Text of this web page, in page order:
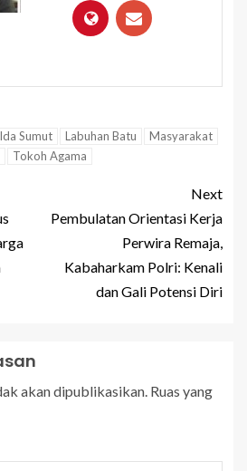
Sumut Labuhan Batu
Masyarakat
Tokoh Agama
Next
Pembulatan Orientasi Kerja
Perwira Remaja,
Kabaharkam Polri: Kenali
dan Gali Potensi Diri
akan dipublikasikan. Ruas yang